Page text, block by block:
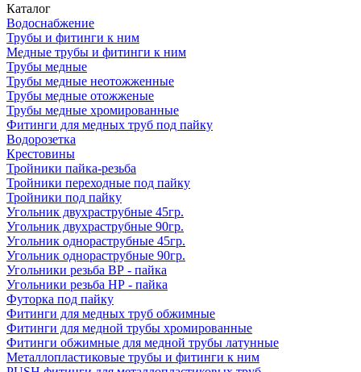
Каталог
Водоснабжение
Трубы и фитинги к ним
Медные трубы и фитинги к ним
Трубы медные
Трубы медные неотожженные
Трубы медные отожженые
Трубы медные хромированные
Фитинги для медных труб под пайку
Водорозетка
Крестовины
Тройники пайка-резьба
Тройники переходные под пайку
Тройники под пайку
Угольник двухраструбные 45гр.
Угольник двухраструбные 90гр.
Угольник однораструбные 45гр.
Угольник однораструбные 90гр.
Угольники резьба ВР - пайка
Угольники резьба НР - пайка
Футорка под пайку
Фитинги для медных труб обжимные
Фитинги для медной трубы хромированные
Фитинги обжимные для медной трубы латунные
Металлопластиковые трубы и фитинги к ним